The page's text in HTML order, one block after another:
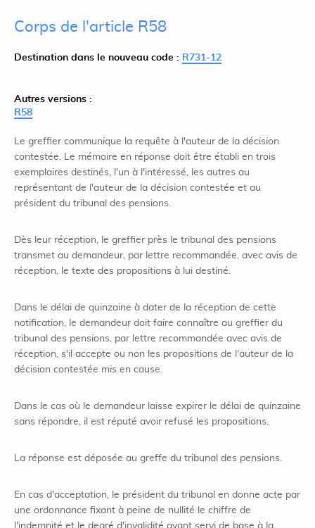
Corps de l'article R58
Destination dans le nouveau code : R731-12
Autres versions :
R58
Le greffier communique la requête à l'auteur de la décision
contestée. Le mémoire en réponse doit être établi en trois
exemplaires destinés, l'un à l'intéressé, les autres au
représentant de l'auteur de la décision contestée et au
président du tribunal des pensions.
Dès leur réception, le greffier près le tribunal des pensions
transmet au demandeur, par lettre recommandée, avec avis de
réception, le texte des propositions à lui destiné.
Dans le délai de quinzaine à dater de la réception de cette
notification, le demandeur doit faire connaître au greffier du
tribunal des pensions, par lettre recommandée avec avis de
réception, s'il accepte ou non les propositions de l'auteur de la
décision contestée mis en cause.
Dans le cas où le demandeur laisse expirer le délai de quinzaine
sans répondre, il est réputé avoir refusé les propositions.
La réponse est déposée au greffe du tribunal des pensions.
En cas d'acceptation, le président du tribunal en donne acte par
une ordonnance fixant à peine de nullité le chiffre de
l'indemnité et le degré d'invalidité ayant servi de base à la